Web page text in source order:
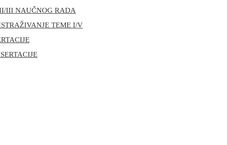
III NAUČNOG RADA
TEME I/V